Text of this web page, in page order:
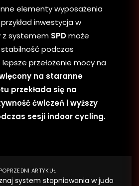
elementy wyposażenia
inwestycja w
z systemem SPDmoże
podczas
przełożenie mocy na
na staranne
przekłada się na
ćwiczeń i wyższy
sesji indoor cycling.
POPRZEDNI ARTYKUŁ
system stopniowania w judo